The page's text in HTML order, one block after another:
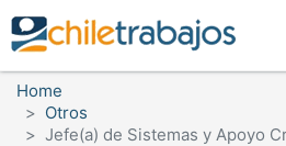
Home
Otros
Jefe(a) de Sistemas y Apoyo